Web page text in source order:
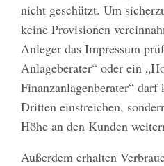
nicht geschützt. Um
keine Provisionen
Anleger das Impressum
Anlageberater“ oder ein
Finanzanlagenberater“
Dritten einstreichen,
Höhe an den Kunden
Außerdem erhalten